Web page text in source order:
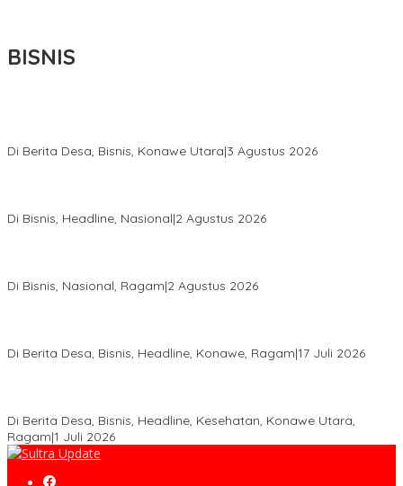
BISNIS
Di Berita Desa, Bisnis, Konawe Utara|3 Agustus 2026
Di Bisnis, Headline, Nasional|2 Agustus 2026
Di Bisnis, Nasional, Ragam|2 Agustus 2026
Di Berita Desa, Bisnis, Headline, Konawe, Ragam|17 Juli 2026
Di Berita Desa, Bisnis, Headline, Kesehatan, Konawe Utara,
Ragam|1 Juli 2026